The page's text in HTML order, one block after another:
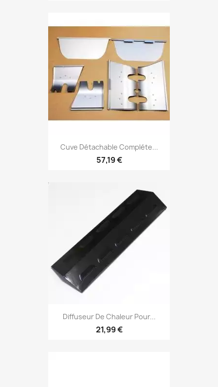
Cuve Détachable Compléte...
57,19 €
Diffuseur De Chaleur Pour...
21,99 €